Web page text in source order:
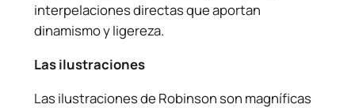
interpelaciones directas que aportan
dinamismo y ligereza.
Las ilustraciones
Las ilustraciones de Robinson son magníficas